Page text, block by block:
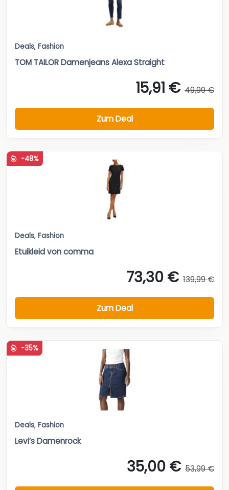
Deals, Fashion
TOM TAILOR Damenjeans Alexa Straight
15,91 € 49,99 €
Zum Deal
-48%
Deals, Fashion
Etuikleid von comma
73,30 € 139,99 €
Zum Deal
-35%
Deals, Fashion
Levi’s Damenrock
35,00 € 53,99 €